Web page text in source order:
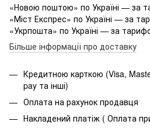
«Новою поштою» по Україні — за
«Міст Експрес» по Україні — за
«Укрпошта» по Україні — за
Більше інформації про доставку
Кредитною карткою (Visa,
pay та інші)
Оплата на рахунок продавця
Накладений платіж ( Оплата